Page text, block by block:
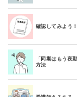
確認してみよう
「同期はもう夜
方法